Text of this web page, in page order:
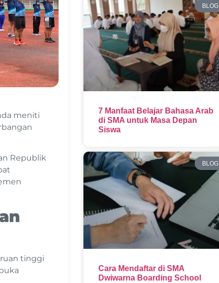
meniti
Republik
tinggi
BLOG
7 Manfaat Belajar Bahasa Arab
di SMA untuk Masa Depan
Siswa
BLOG
Cara Mendaftar di SMA
Dwiwarna Boarding School